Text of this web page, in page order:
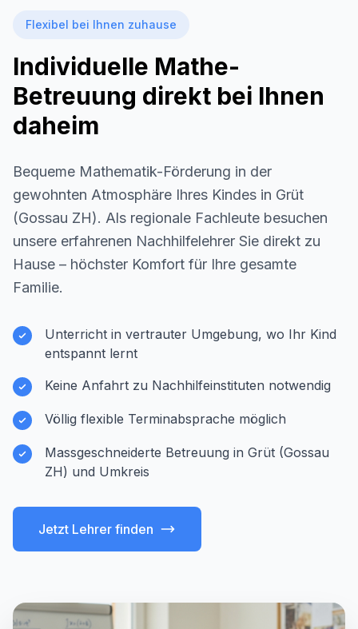
Flexibel bei Ihnen zuhause
Individuelle Mathe-
Betreuung direkt bei Ihnen
daheim
Bequeme Mathematik-Förderung in der
gewohnten Atmosphäre Ihres Kindes in Grüt
(Gossau ZH). Als regionale Fachleute besuchen
unsere erfahrenen Nachhilfelehrer Sie direkt zu
Hause – höchster Komfort für Ihre gesamte
Familie.
Unterricht in vertrauter Umgebung, wo Ihr Kind
entspannt lernt
Keine Anfahrt zu Nachhilfeinstituten notwendig
Völlig flexible Terminabsprache möglich
Massgeschneiderte Betreuung in Grüt (Gossau
ZH) und Umkreis
Jetzt Lehrer finden